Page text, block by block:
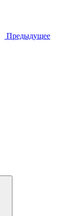
Предыдущее